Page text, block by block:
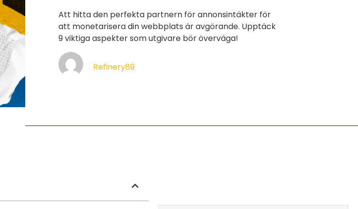
Att hitta den perfekta partnern för annonsintäkter för
att monetarisera din webbplats är avgörande. Upptäck
9 viktiga aspekter som utgivare bör överväga!
Refinery89